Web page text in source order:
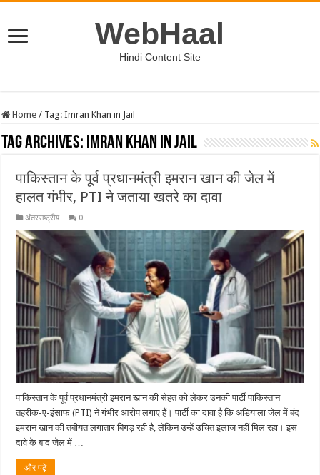
WebHaal
Hindi Content Site
Home / Tag:Imran Khan in Jail
Tag Archives: Imran Khan in Jail
पाकिस्तान के पूर्व प्रधानमंत्री इमरान खान की जेल में
हालत गंभीर, PTI ने जताया खतरे का दावा
अंतरराष्ट्रीय 0
पाकिस्तान के पूर्व प्रधानमंत्री इमरान खान की सेहत को लेकर उनकी पार्टी पाकिस्तान
तहरीक-ए-इंसाफ (PTI) ने गंभीर आरोप लगाए हैं। पार्टी का दावा है कि अडियाला जेल में बंद
इमरान खान की तबीयत लगातार बिगड़ रही है, लेकिन उन्हें उचित इलाज नहीं मिल रहा। इस
दावे के बाद जेल में …
और पढ़ें